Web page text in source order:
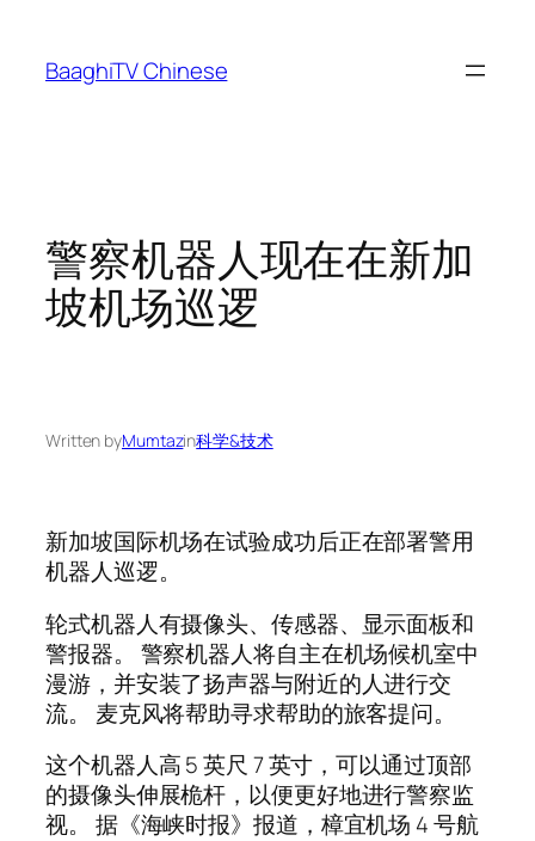
content
BaaghiTV Chinese
警察机器人现在在新加
坡机场巡逻
Written byMumtazin科学&技术
新加坡国际机场在试验成功后正在部署警用
机器人巡逻。
轮式机器人有摄像头、传感器、显示面板和
警报器。 警察机器人将自主在机场候机室中
漫游，并安装了扬声器与附近的人进行交
流。 麦克风将帮助寻求帮助的旅客提问。
这个机器人高 5 英尺 7 英寸，可以通过顶部
的摄像头伸展桅杆，以便更好地进行警察监
视。 据《海峡时报》报道，樟宜机场 4 号航